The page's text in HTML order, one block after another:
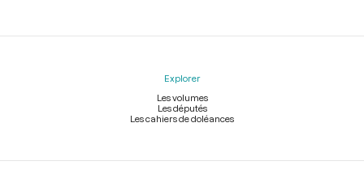
Explorer
Les volumes
Les députés
Les cahiers de doléances